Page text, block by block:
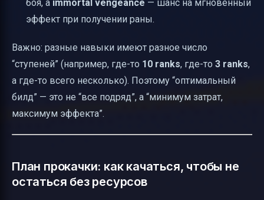
боя, а immortal vengeance — шанс на мгновенный
эффект при получении раны.
Важно: разные навыки имеют разное число
“ступеней” (например, где-то 10 ranks, где-то 3 ranks,
а где-то всего несколько). Поэтому “оптимальный
билд” — это не “все подряд”, а “минимум затрат,
максимум эффекта”.
План прокачки: как качаться, чтобы не
остаться без ресурсов